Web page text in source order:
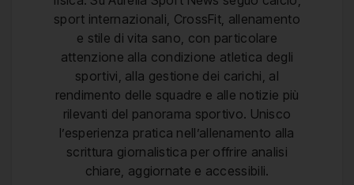
sport internazionali, CrossFit, allenamento
e stile di vita sano, con particolare
attenzione alla condizione atletica degli
sportivi, alla gestione dei carichi, al
rendimento delle squadre e alle notizie più
rilevanti del panorama sportivo. Unisco
l’esperienza pratica nell’allenamento alla
scrittura giornalistica per offrire analisi
chiare, aggiornate e accessibili.